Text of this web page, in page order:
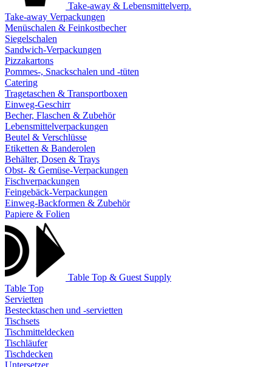
Take-away & Lebensmittelverp.
Take-away Verpackungen
Menüschalen & Feinkostbecher
Siegelschalen
Sandwich-Verpackungen
Pizzakartons
Pommes-, Snackschalen und -tüten
Catering
Tragetaschen & Transportboxen
Einweg-Geschirr
Becher, Flaschen & Zubehör
Lebensmittelverpackungen
Beutel & Verschlüsse
Etiketten & Banderolen
Behälter, Dosen & Trays
Obst- & Gemüse-Verpackungen
Fischverpackungen
Feingebäck-Verpackungen
Einweg-Backformen & Zubehör
Papiere & Folien
Table Top & Guest Supply
Table Top
Servietten
Bestecktaschen und -servietten
Tischsets
Tischmitteldecken
Tischläufer
Tischdecken